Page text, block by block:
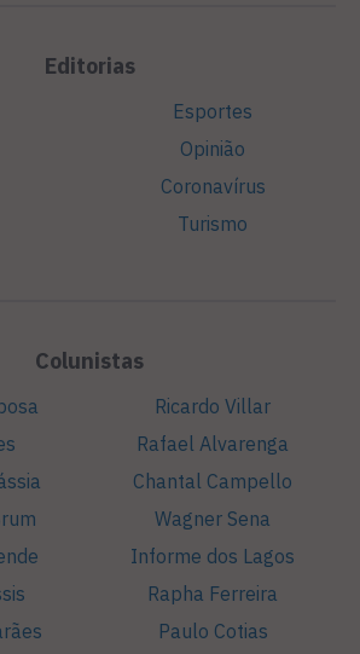
Editorias
Esportes
Opinião
Coronavírus
Turismo
Colunistas
Ricardo Villar
Rafael Alvarenga
Chantal Campello
Wagner Sena
Informe dos Lagos
Rapha Ferreira
Paulo Cotias